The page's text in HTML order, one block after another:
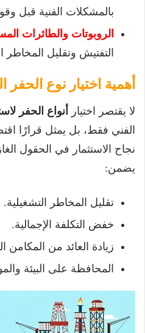
بالمشكلات الفنية قبل
الروبوتات والطائرات
التفتيش وتقليل المخاطر
أهمية اختيار نوع الحفر
لا يقتصر اختيار أنواع الحفر
الفني فقط، بل يمثل قرارًا
نجاح الاستثمار في الحقول
يضمن:
تقليل المخاطر التشغيلية.
خفض التكلفة الإجمالية.
زيادة العائد من المكامن
المحافظة على البيئة